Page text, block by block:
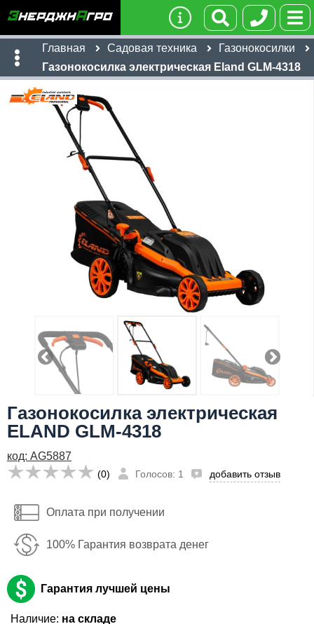
Главная Садовая техника
Газонокосилки
Газонокосилка электрическая Eland GLM-4318
Газонокосилка электрическая
ELAND GLM-4318
код: AG5887
(0) Голосов: 1 добавить отзыв
Оплата при получении
100% Гарантия возврата денег
Гарантия лучшей цены
Наличие: на складе
17,794
Я даю согласие наобработку персональных данных
Заказать
17,794
Email:
Телефон*:
Заказать
Я даю согласие наобработку персональных данных
Отправить